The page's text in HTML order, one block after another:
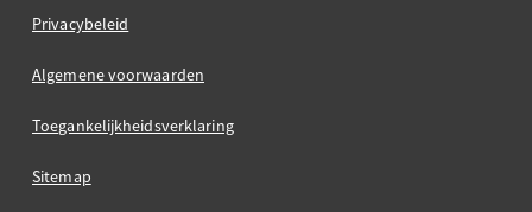
Privacybeleid
Algemene voorwaarden
Toegankelijkheidsverklaring
Sitemap